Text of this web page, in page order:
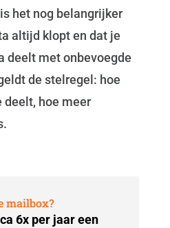
het nog belangrijker
altijd klopt en dat je
deelt met onbevoegde
de stelregel: hoe
deelt, hoe meer
mailbox?
6x per jaar een